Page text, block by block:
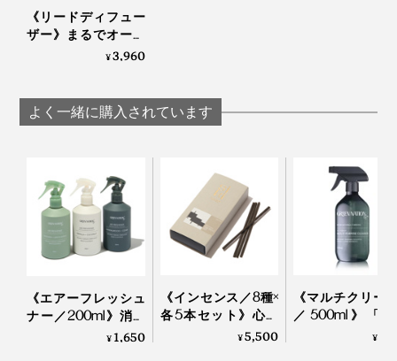
ポーズ／PAUSE
アンバー、シダーリーフ、ベチパー、ブラッドオレン
写真左は「リードディフューザー」
MONOCOではすでに大人気のホームケア用品、「
チクリーナー」と「ディッシュウォッシングリキッド」
《リードディフュー
ザー》まるでオース
トラリアの大自然で
り｜GREEN NATION
life
¥3,960
よく一緒に購入されています
《エアーフレッシュ
ナー／200ml》消臭
成分配合で気になる
¥1,650
《インセンス／8種×
各5本セット》心旅
する、香水仕立ての
¥5,500
《マルチクリー
／500ml》「
国」の香りに包
¥